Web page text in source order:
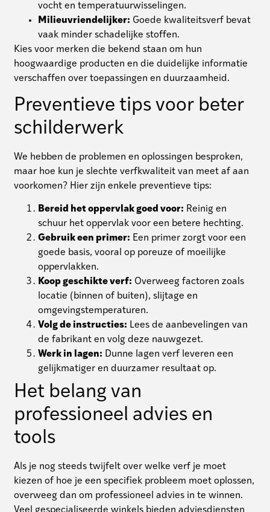
vocht en temperatuurwisselingen.
Milieuvriendelijker: Goede kwaliteitsverf bevat
vaak minder schadelijke stoffen.
Kies voor merken die bekend staan om hun
hoogwaardige producten en die duidelijke informatie
verschaffen over toepassingen en duurzaamheid.
Preventieve tips voor beter
schilderwerk
We hebben de problemen en oplossingen besproken,
maar hoe kun je slechte verfkwaliteit van meet af aan
voorkomen? Hier zijn enkele preventieve tips:
Bereid het oppervlak goed voor: Reinig en
schuur het oppervlak voor een betere hechting.
Gebruik een primer: Een primer zorgt voor een
goede basis, vooral op poreuze of moeilijke
oppervlakken.
Koop geschikte verf: Overweeg factoren zoals
locatie (binnen of buiten), slijtage en
omgevingstemperaturen.
Volg de instructies: Lees de aanbevelingen van
de fabrikant en volg deze nauwgezet.
Werk in lagen: Dunne lagen verf leveren een
gelijkmatiger en duurzamer resultaat op.
Het belang van
professioneel advies en
tools
Als je nog steeds twijfelt over welke verf je moet
kiezen of hoe je een specifiek probleem moet oplossen,
overweeg dan om professioneel advies in te winnen.